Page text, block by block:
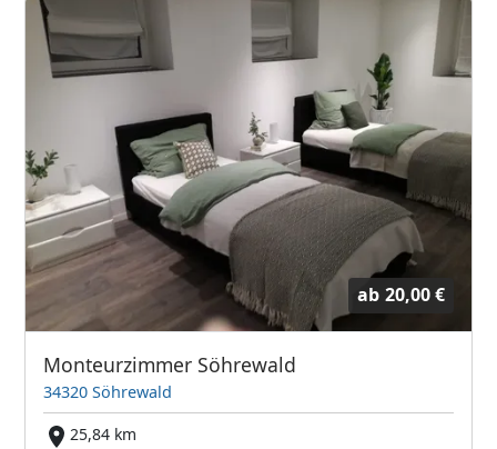
ab 20,00 €
Monteurzimmer Söhrewald
34320 Söhrewald
25,84 km